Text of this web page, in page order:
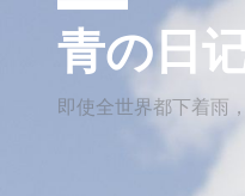
青の日
即使全世界都下着雨